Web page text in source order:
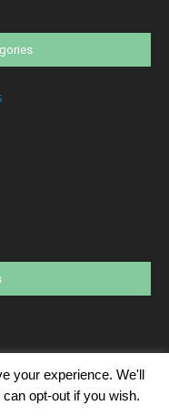
your experience. We'll
opt-out if you wish.